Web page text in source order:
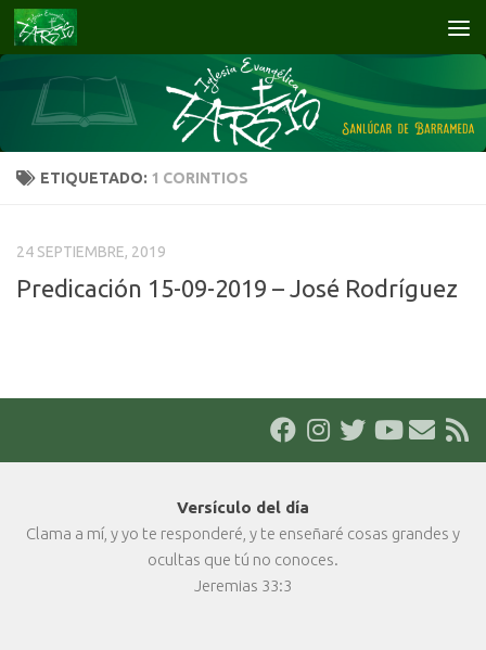
Saltar al contenido
ETIQUETADO: 1 CORINTIOS
24 SEPTIEMBRE, 2019
Predicación 15-09-2019 – José Rodríguez
Versículo del día
Clama a mí, y yo te responderé, y te enseñaré cosas grandes y
ocultas que tú no conoces.
Jeremias 33:3